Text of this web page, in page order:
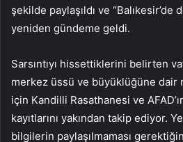
şekilde paylaşıldı ve
yeniden gündeme geldi.
Sarsıntıyı hissettiklerini belirten
merkez üssü ve büyüklüğüne dair
için Kandilli Rasathanesi ve
kayıtlarını yakından takip ediyor.
bilgilerin paylaşılmaması